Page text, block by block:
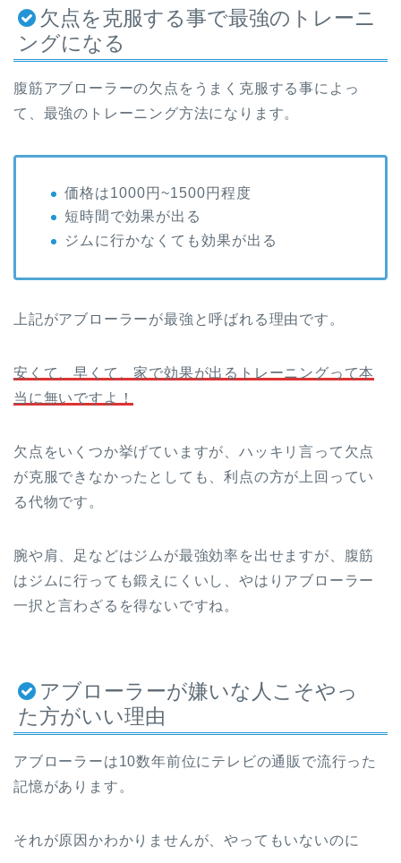
欠点を克服する事で最強のトレーニ
ングになる
腹筋アブローラーの欠点をうまく克服する事によっ
て、最強のトレーニング方法になります。
価格は1000円~1500円程度
短時間で効果が出る
ジムに行かなくても効果が出る
上記がアブローラーが最強と呼ばれる理由です。
安くて、早くて、家で効果が出るトレーニングって本
当に無いですよ！
欠点をいくつか挙げていますが、ハッキリ言って欠点
が克服できなかったとしても、利点の方が上回ってい
る代物です。
腕や肩、足などはジムが最強効率を出せますが、腹筋
はジムに行っても鍛えにくいし、やはりアブローラー
一択と言わざるを得ないですね。
アブローラーが嫌いな人こそやっ
た方がいい理由
アブローラーは10数年前位にテレビの通販で流行った
記憶があります。
それが原因かわかりませんが、やってもいないのに